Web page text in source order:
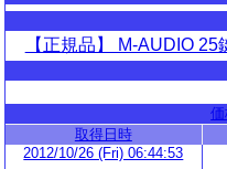
【正規品】 M-AUDIO
取得日時
2012/10/26 (Fri) 06:44:53